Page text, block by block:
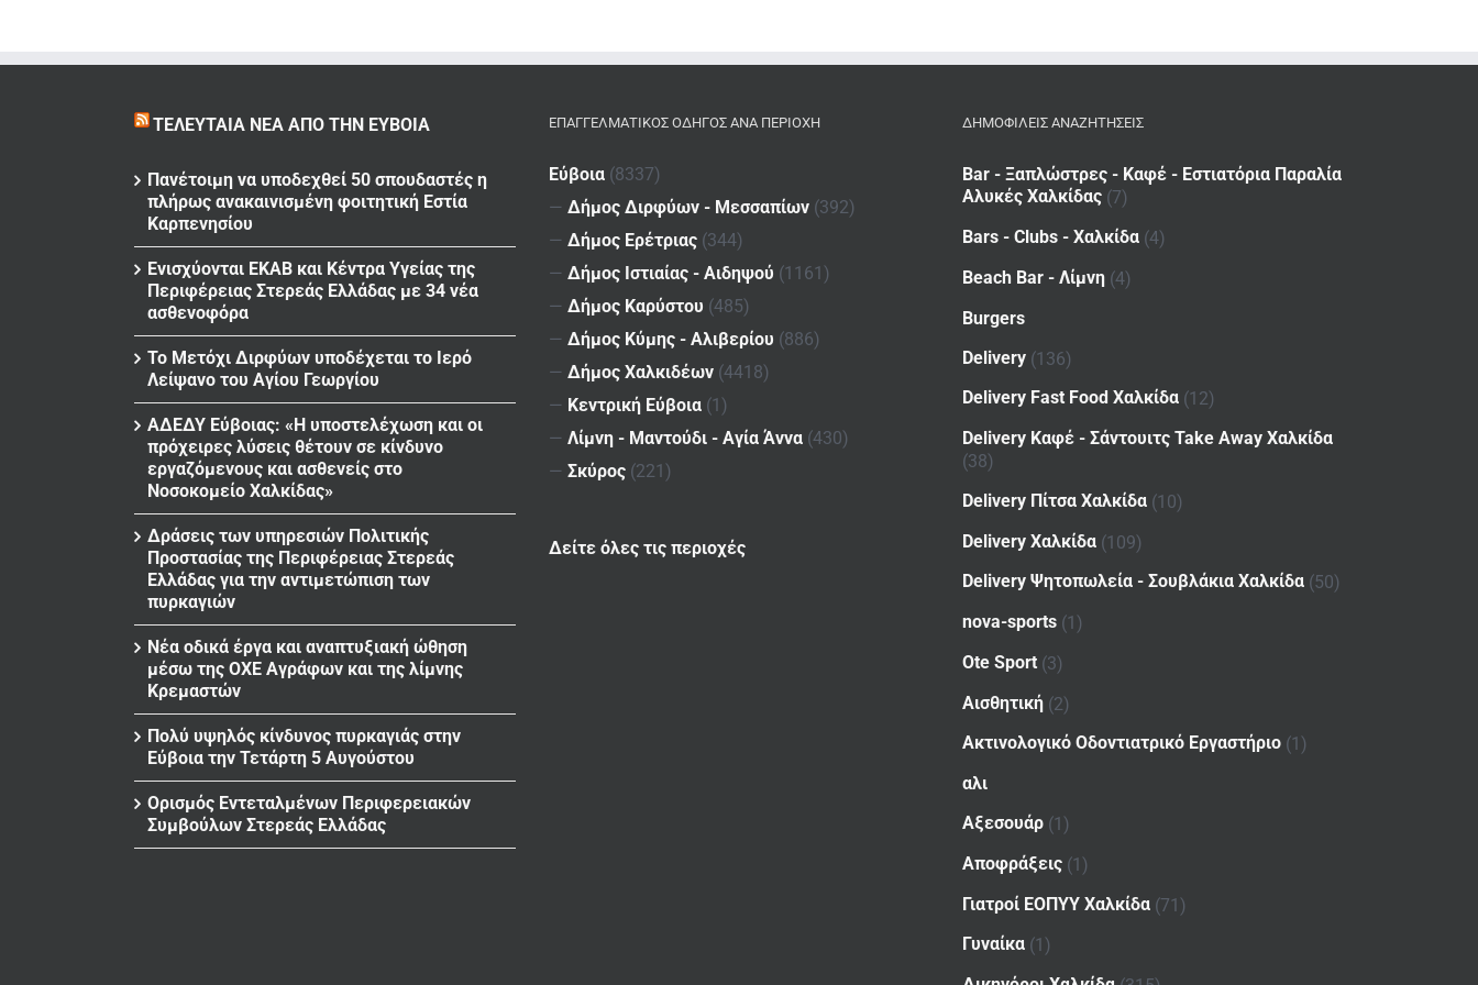
ΤΕΛΕΥΤΑΊΑ ΝΈΑ ΑΠΌ ΤΗΝ ΕΎΒΟΙΑ
Πανέτοιμη να υποδεχθεί 50 σπουδαστές η
πλήρως ανακαινισμένη φοιτητική Εστία
Καρπενησίου
Ενισχύονται ΕΚΑΒ και Κέντρα Υγείας της
Περιφέρειας Στερεάς Ελλάδας με 34 νέα
ασθενοφόρα
Το Μετόχι Διρφύων υποδέχεται το Ιερό
Λείψανο του Αγίου Γεωργίου
ΑΔΕΔΥ Εύβοιας: «Η υποστελέχωση και οι
πρόχειρες λύσεις θέτουν σε κίνδυνο
εργαζόμενους και ασθενείς στο
Νοσοκομείο Χαλκίδας»
Δράσεις των υπηρεσιών Πολιτικής
Προστασίας της Περιφέρειας Στερεάς
Ελλάδας για την αντιμετώπιση των
πυρκαγιών
Νέα οδικά έργα και αναπτυξιακή ώθηση
μέσω της ΟΧΕ Αγράφων και της λίμνης
Κρεμαστών
Πολύ υψηλός κίνδυνος πυρκαγιάς στην
Εύβοια την Τετάρτη 5 Αυγούστου
Ορισμός Εντεταλμένων Περιφερειακών
Συμβούλων Στερεάς Ελλάδας
ΕΠΑΓΓΕΛΜΑΤΙΚΌΣ ΟΔΗΓΌΣ ΑΝΆ ΠΕΡΙΟΧΉ
Εύβοια (8337)
— Δήμος Διρφύων - Μεσσαπίων (392)
— Δήμος Ερέτριας (344)
— Δήμος Ιστιαίας - Αιδηψού (1161)
— Δήμος Καρύστου (485)
— Δήμος Κύμης - Αλιβερίου (886)
— Δήμος Χαλκιδέων (4418)
— Κεντρική Εύβοια (1)
— Λίμνη - Μαντούδι - Αγία Άννα (430)
— Σκύρος (221)
Δείτε όλες τις περιοχές
ΔΗΜΟΦΙΛΕΙΣ ΑΝΑΖΗΤΗΣΕΙΣ
Bar - Ξαπλώστρες - Καφέ - Εστιατόρια Παραλία
Αλυκές Χαλκίδας (7)
Bars - Clubs - Χαλκίδα (4)
Beach Bar - Λίμνη (4)
Burgers
Delivery (136)
Delivery Fast Food Χαλκίδα (12)
Delivery Καφέ - Σάντουιτς Take Away Χαλκίδα
(38)
Delivery Πίτσα Χαλκίδα (10)
Delivery Χαλκίδα (109)
Delivery Ψητοπωλεία - Σουβλάκια Χαλκίδα (50)
nova-sports (1)
Ote Sport (3)
Αισθητική (2)
Ακτινολογικό Οδοντιατρικό Εργαστήριο (1)
αλι
Αξεσουάρ (1)
Αποφράξεις (1)
Γιατροί ΕΟΠΥΥ Χαλκίδα (71)
Γυναίκα (1)